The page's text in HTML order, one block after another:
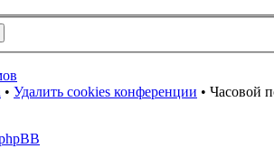
• Удалить cookies конференции • Часовой